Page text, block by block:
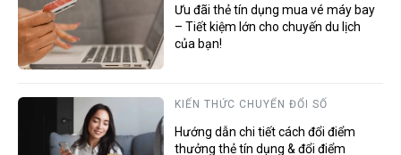
Ưu đãi thẻ tín dụng mua vé máy bay
– Tiết kiệm lớn cho chuyến du lịch
của bạn!
KIẾN THỨC CHUYỂN ĐỔI SỐ
Hướng dẫn chi tiết cách đổi điểm
thưởng thẻ tín dụng & đổi điểm